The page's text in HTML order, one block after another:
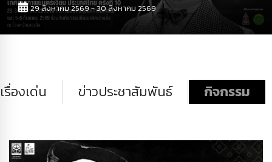
29 สิงหาคม 2569 - 30 สิงหาคม 2569
เรื่องเด่น ข่าวประชาสัมพันธ์ กิจกรรม